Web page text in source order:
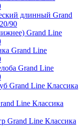
длинный Grand
90
Grand Line
Grand Line
Grand Line
Grand Line Классика
Line Классика
Grand Line Классика